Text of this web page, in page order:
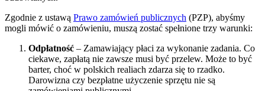
Zgodnie z ustawą Prawo zamówień publicznych (PZP), abyśmy
mogli mówić o zamówieniu, muszą zostać spełnione trzy warunki:
Odpłatność – Zamawiający płaci za wykonanie zadania. Co
ciekawe, zapłatą nie zawsze musi być przelew. Może to być
barter, choć w polskich realiach zdarza się to rzadko.
Darowizna czy bezpłatne użyczenie sprzętu nie są